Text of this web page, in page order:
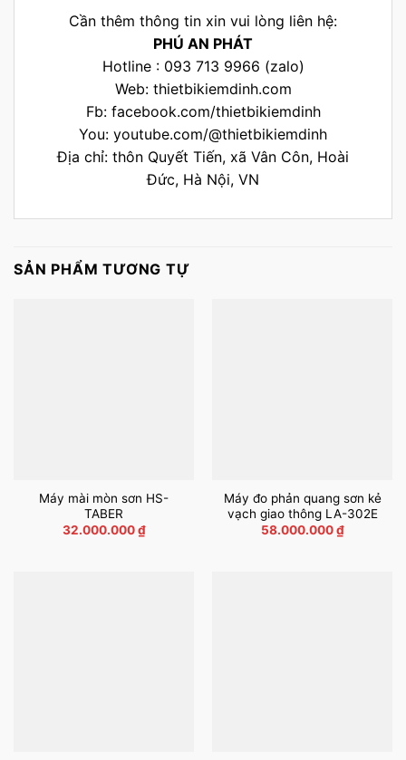
Cần thêm thông tin xin vui lòng liên hệ:
PHÚ AN PHÁT
Hotline : 093 713 9966 (zalo)
Web: thietbikiemdinh.com
Fb: facebook.com/thietbikiemdinh
You: youtube.com/@thietbikiemdinh
Địa chỉ: thôn Quyết Tiến, xã Vân Côn, Hoài
Đức, Hà Nội, VN
SẢN PHẨM TƯƠNG TỰ
Máy mài mòn sơn HS-
TABER
32.000.000₫
Máy đo phản quang sơn kẻ
vạch giao thông LA-302E
58.000.000₫